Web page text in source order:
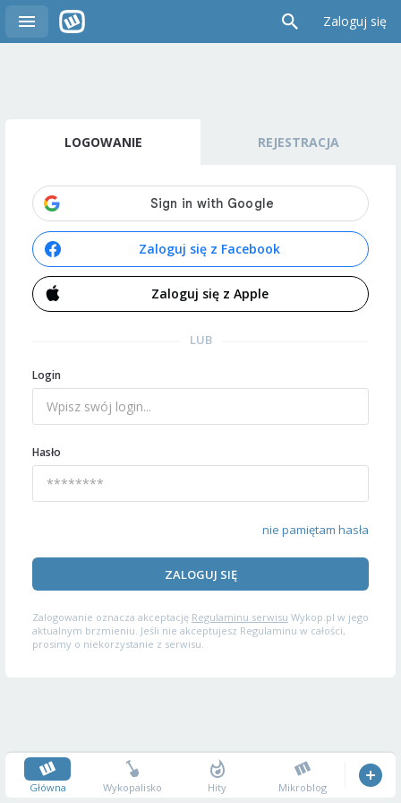
Zaloguj się
LOGOWANIE REJESTRACJA
Zaloguj się z Facebook
Zaloguj się z Apple
LUB
Login
Hasło
nie pamiętam hasła
ZALOGUJ SIĘ
Zalogowanie oznacza akceptację Regulaminu serwisu Wykop.pl w jego
aktualnym brzmieniu. Jeśli nie akceptujesz Regulaminu w całości,
prosimy o niekorzystanie z serwisu.
Główna Wykopalisko Hity Mikroblog